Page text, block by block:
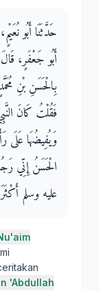
حَدَّثَنَا أَبُو
أَبُو جَعْفَرٍ،
بِالْحَسَنِ بْنِ
فَقُلْتُ كَانَ
وَيُفِيضُهَا
الْحَسَنُ إِنِّي
عليه وسلم
'Abdullah